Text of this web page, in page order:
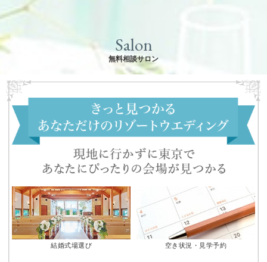
Salon
無料相談サロン
結婚式場選び 空き状況・見学予約